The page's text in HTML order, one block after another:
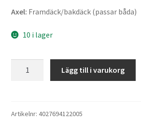
Axel: Framdäck/bakdäck (passar båda)
10 i lager
130/60
Lägg till i varukorg
Artikelnr: 4027694122005